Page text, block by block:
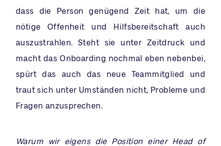
dass die Person genügend Zeit hat, um die
nötige Offenheit und Hilfsbereitschaft auch
auszustrahlen. Steht sie unter Zeitdruck und
macht das Onboarding nochmal eben nebenbei,
spürt das auch das neue Teammitglied und
traut sich unter Umständen nicht, Probleme und
Fragen anzusprechen.
Warum wir eigens die Position einer Head of